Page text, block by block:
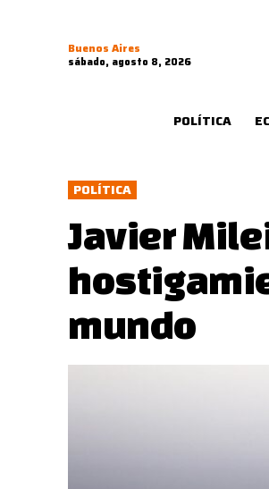
Buenos Aires
sábado, agosto 8, 2026
POLÍTICA
POLÍTICA
Javier
mundo